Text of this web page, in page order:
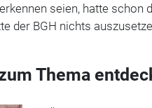
seien, hatte schon
der BGH nichts
Thema